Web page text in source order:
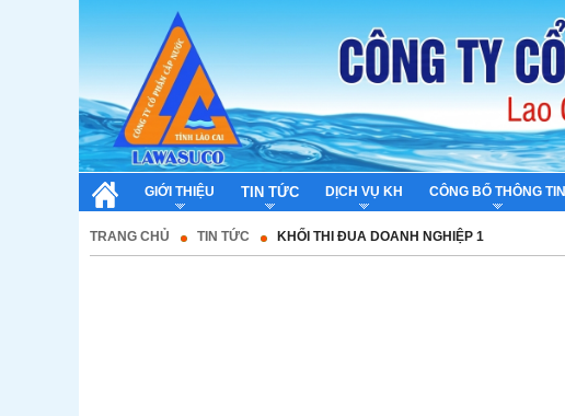
GIỚI THIỆU TIN TỨC DỊCH VỤ KH CÔNG BỐ THÔNG TIN
TRANG CHỦ TIN TỨC KHỐI THI ĐUA DOANH NGHIỆP 1